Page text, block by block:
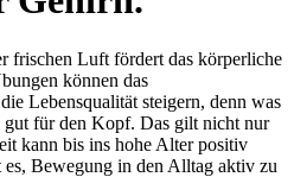
frischen Luft fördert das körperliche
können das
Lebensqualität steigern, denn was
für den Kopf. Das gilt nicht nur
kann bis ins hohe Alter positiv
Bewegung in den Alltag aktiv zu